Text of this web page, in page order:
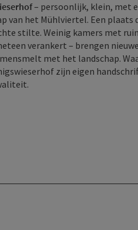
– persoonlijk, klein, met
van het Mühlviertel. Een
stilte. Weinig kamers met
verankert – brengen
met het landschap.
zijn eigen